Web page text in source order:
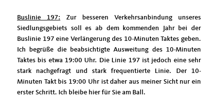
Buslinie 197: Zur besseren Verkehrsanbindung unseres
Siedlungsgebiets soll es ab dem kommenden Jahr bei der
Buslinie 197 eine Verlängerung des 10-Minuten Taktes geben.
Ich begrüße die beabsichtigte Ausweitung des 10-Minuten
Taktes bis etwa 19:00 Uhr. Die Linie 197 ist jedoch eine sehr
stark nachgefragt und stark frequentierte Linie. Der 10-
Minuten Takt bis 19:00 Uhr ist daher aus meiner Sicht nur ein
erster Schritt. Ich bleibe hier für Sie am Ball.